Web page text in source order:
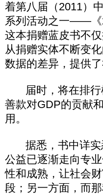
着第八届（2011）
系列活动之一——《
这本捐赠蓝皮书不
从捐赠实体不断变
数据的差异，提供
届时，将在排行
善款对GDP的贡献
用。
据悉，书中详实
公益已逐渐走向专
性和成熟，让社会
段；另一方面，而